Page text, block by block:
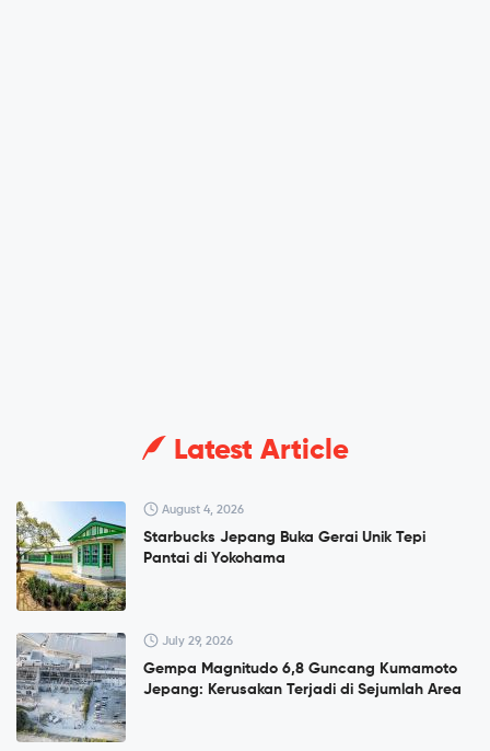
Latest Article
August 4, 2026
Starbucks Jepang Buka Gerai Unik Tepi
Pantai di Yokohama
July 29, 2026
Gempa Magnitudo 6,8 Guncang Kumamoto
Jepang: Kerusakan Terjadi di Sejumlah Area